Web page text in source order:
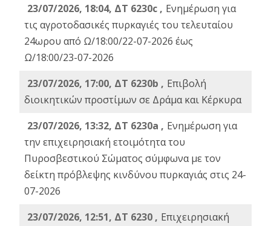
23/07/2026, 18:04, ΔΤ 6230c , Ενημέρωση για
τις αγροτοδασικές πυρκαγιές του τελευταίου
24ωρου από Ω/18:00/22-07-2026 έως
Ω/18:00/23-07-2026
23/07/2026, 17:00, ΔΤ 6230b , Επιβολή
διοικητικών προστίμων σε Δράμα και Κέρκυρα
23/07/2026, 13:32, ΔΤ 6230a , Ενημέρωση για
την επιχειρησιακή ετοιμότητα του
Πυροσβεστικού Σώματος σύμφωνα με τον
δείκτη πρόβλεψης κινδύνου πυρκαγιάς στις 24-
07-2026
23/07/2026, 12:51, ΔΤ 6230 , Επιχειρησιακή